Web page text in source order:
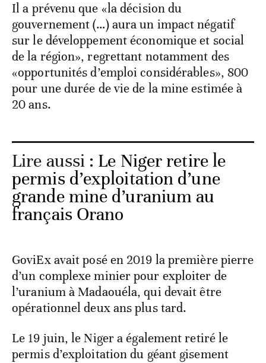
Il a prévenu que «la décision du
gouvernement (…) aura un impact négatif
sur le développement économique et social
de la région», regrettant notamment des
«opportunités d’emploi considérables», 800
pour une durée de vie de la mine estimée à
20 ans.
Lire aussi : Le Niger retire le
permis d’exploitation d’une
grande mine d’uranium au
français Orano
GoviEx avait posé en 2019 la première pierre
d’un complexe minier pour exploiter de
l’uranium à Madaouéla, qui devait être
opérationnel deux ans plus tard.
Le 19 juin, le Niger a également retiré le
permis d’exploitation du géant gisement